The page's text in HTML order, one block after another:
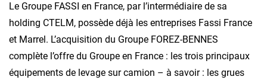
Le Groupe FASSI en France, par l’intermédiaire de sa
holding CTELM, possède déjà les entreprises Fassi France
et Marrel. L’acquisition du Groupe FOREZ-BENNES
complète l’offre du Groupe en France : les trois principaux
équipements de levage sur camion – à savoir : les grues